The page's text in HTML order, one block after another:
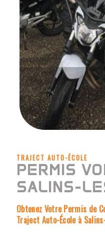
TRAJECT AUTO-ÉCOLE
PERMIS
SALINS-
Obtenez Votre Permis de
Traject Auto-École à